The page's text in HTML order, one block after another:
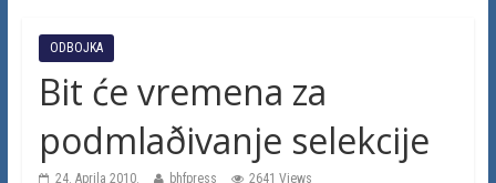
ODBOJKA
Bit će vremena za
podmlaðivanje selekcije
24. Aprila 2010. bhfpress 2641 Views